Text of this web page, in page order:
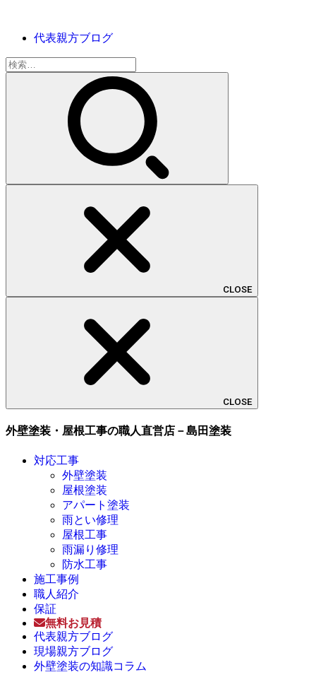
代表親方ブログ
検
索:
CLOSE
CLOSE
外壁塗装・屋根工事の職人直営店－島田塗装
対応工事
外壁塗装
屋根塗装
アパート塗装
雨とい修理
屋根工事
雨漏り修理
防水工事
施工事例
職人紹介
保証
無料お見積
代表親方ブログ
現場親方ブログ
外壁塗装の知識コラム